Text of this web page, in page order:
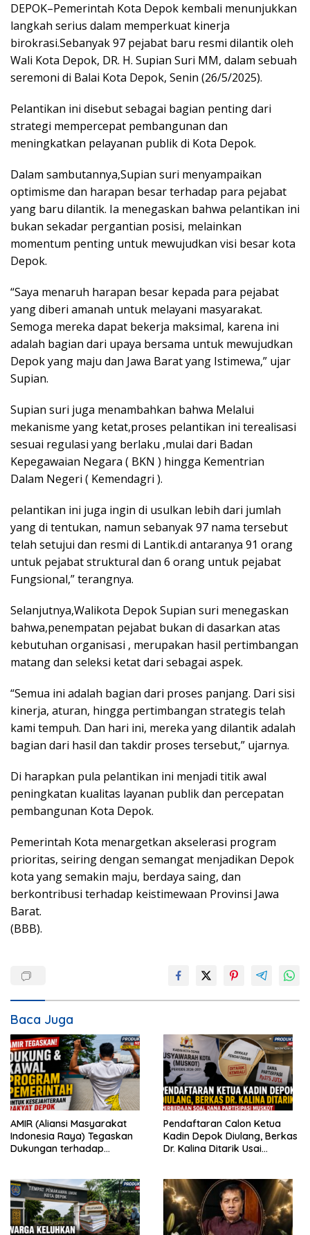
DEPOK–Pemerintah Kota Depok kembali menunjukkan
langkah serius dalam memperkuat kinerja
birokrasi.Sebanyak 97 pejabat baru resmi dilantik oleh
Wali Kota Depok, DR. H. Supian Suri MM, dalam sebuah
seremoni di Balai Kota Depok, Senin (26/5/2025).
Pelantikan ini disebut sebagai bagian penting dari
strategi mempercepat pembangunan dan
meningkatkan pelayanan publik di Kota Depok.
Dalam sambutannya,Supian suri menyampaikan
optimisme dan harapan besar terhadap para pejabat
yang baru dilantik. Ia menegaskan bahwa pelantikan ini
bukan sekadar pergantian posisi, melainkan
momentum penting untuk mewujudkan visi besar kota
Depok.
“Saya menaruh harapan besar kepada para pejabat
yang diberi amanah untuk melayani masyarakat.
Semoga mereka dapat bekerja maksimal, karena ini
adalah bagian dari upaya bersama untuk mewujudkan
Depok yang maju dan Jawa Barat yang Istimewa,” ujar
Supian.
Supian suri juga menambahkan bahwa Melalui
mekanisme yang ketat,proses pelantikan ini terealisasi
sesuai regulasi yang berlaku ,mulai dari Badan
Kepegawaian Negara ( BKN ) hingga Kementrian
Dalam Negeri ( Kemendagri ).
pelantikan ini juga ingin di usulkan lebih dari jumlah
yang di tentukan, namun sebanyak 97 nama tersebut
telah setujui dan resmi di Lantik.di antaranya 91 orang
untuk pejabat struktural dan 6 orang untuk pejabat
Fungsional,” terangnya.
Selanjutnya,Walikota Depok Supian suri menegaskan
bahwa,penempatan pejabat bukan di dasarkan atas
kebutuhan organisasi , merupakan hasil pertimbangan
matang dan seleksi ketat dari sebagai aspek.
“Semua ini adalah bagian dari proses panjang. Dari sisi
kinerja, aturan, hingga pertimbangan strategis telah
kami tempuh. Dan hari ini, mereka yang dilantik adalah
bagian dari hasil dan takdir proses tersebut,” ujarnya.
Di harapkan pula pelantikan ini menjadi titik awal
peningkatan kualitas layanan publik dan percepatan
pembangunan Kota Depok.
Pemerintah Kota menargetkan akselerasi program
prioritas, seiring dengan semangat menjadikan Depok
kota yang semakin maju, berdaya saing, dan
berkontribusi terhadap keistimewaan Provinsi Jawa
Barat.
(BBB).
Baca Juga
AMIR (Aliansi Masyarakat
Indonesia Raya) Tegaskan
Dukungan terhadap
Pendaftaran Calon Ketua
Kadin Depok Diulang, Berkas
Dr. Kalina Ditarik Usai